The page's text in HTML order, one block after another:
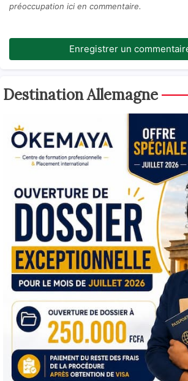
préoccupation ici en commentaire.
Enregistrer un
Destination Allemagne